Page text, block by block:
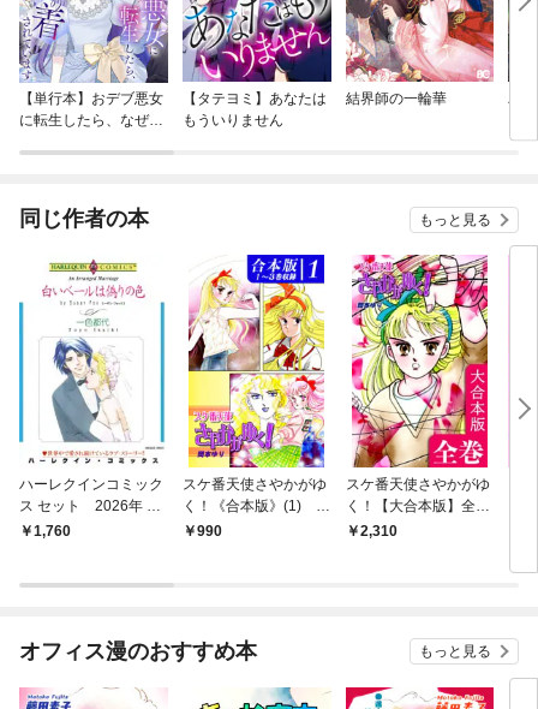
【単行本】おデブ悪女
に転生したら、なぜか
【タテヨミ】あなたは
もういりません
結界師の一輪華
バ
今
同じ作者の本 もっと見る
ハーレクインコミック
ス セット 2026年 vo
l.1055
1,760
スケ番天使さやかがゆ
く！《合本版》(1) １
～３巻収録
990
スケ番天使さやかがゆ
く！【大合本版】全巻
収録2,310
オフィス漫のおすすめ本 もっと見る